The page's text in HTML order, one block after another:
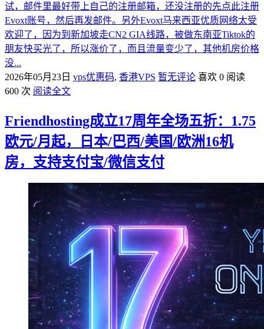
试，邮件里最好带上自己的注册邮箱，还没注册的先点此注册
Evoxt账号，然后再发邮件。另外Evoxt马来西亚优质网络太受
欢迎了，因为到新加坡走CN2 GIA线路，被做东南亚Tiktok的
朋友快买光了，所以涨价了，而且流量变少了，其他机房价格
没...
2026年05月23日 vps优惠码, 香港VPS 暂无评论 喜欢 0 阅读
600 次 阅读全文
Friendhosting成立17周年全场五折：1.75
欧元/月起，日本/巴西/美国/欧洲16机
房，支持支付宝/微信支付